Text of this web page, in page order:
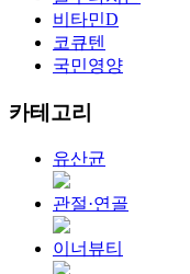
비타민D
코큐텐
국민영양
카테고리
유산균
관절·연골
이너뷰티